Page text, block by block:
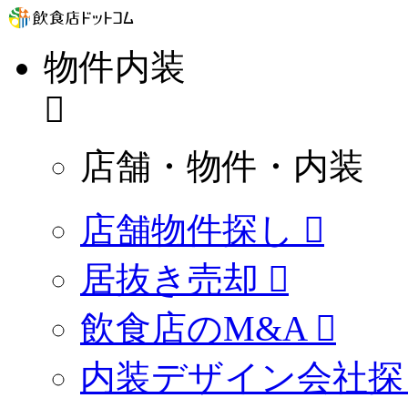
物件内装
店舗・物件・内装
店舗物件探し
居抜き売却
飲食店のM&A
内装デザイン会社